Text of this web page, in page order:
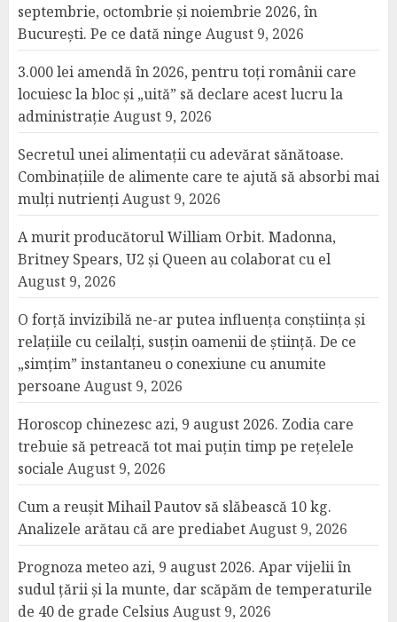
septembrie, octombrie și noiembrie 2026, în
București. Pe ce dată ninge August 9, 2026
3.000 lei amendă în 2026, pentru toți românii care
locuiesc la bloc și „uită” să declare acest lucru la
administrație August 9, 2026
Secretul unei alimentații cu adevărat sănătoase.
Combinațiile de alimente care te ajută să absorbi mai
mulți nutriențiAugust 9, 2026
A murit producătorul William Orbit. Madonna,
Britney Spears, U2 și Queen au colaborat cu el
August 9, 2026
O forță invizibilă ne-ar putea influența conștiința și
relațiile cu ceilalți, susțin oamenii de știință. De ce
„simțim” instantaneu o conexiune cu anumite
persoane August 9, 2026
Horoscop chinezesc azi, 9 august 2026. Zodia care
trebuie să petreacă tot mai puțin timp pe rețelele
sociale August 9, 2026
Cum a reușit Mihail Pautov să slăbească 10 kg.
Analizele arătau că are prediabetAugust 9, 2026
Prognoza meteo azi, 9 august 2026. Apar vijelii în
sudul țării și la munte, dar scăpăm de temperaturile
de 40 de grade Celsius August 9, 2026